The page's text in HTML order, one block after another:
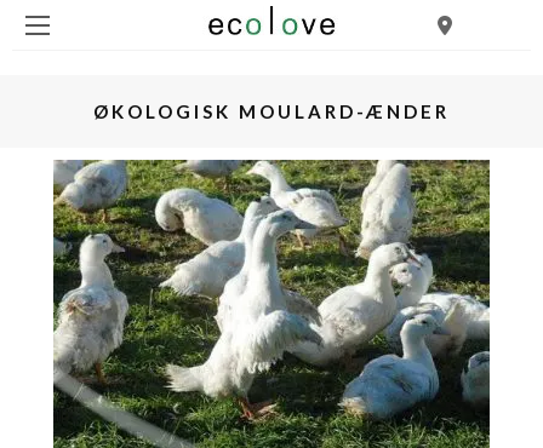
ØKOLOGISK MOULARD-ÆNDER